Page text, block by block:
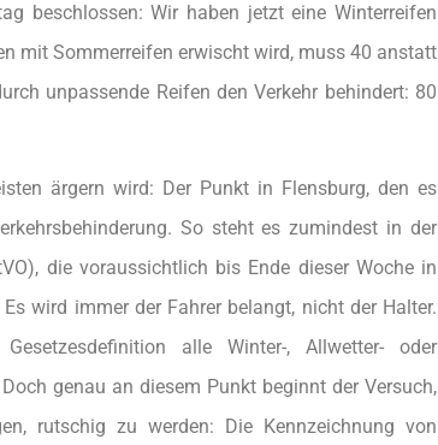
beschlossen: Wir haben jetzt eine Winterreifen
mit Sommerreifen erwischt wird, muss 40 anstatt
unpassende Reifen den Verkehr behindert: 80
ärgern wird: Der Punkt in Flensburg, den es
So steht es zumindest in der
die voraussichtlich bis Ende dieser Woche in
wird immer der Fahrer belangt, nicht der Halter.
alle Winter-, Allwetter- oder
genau an diesem Punkt beginnt der Versuch,
rutschig zu werden: Die Kennzeichnung von